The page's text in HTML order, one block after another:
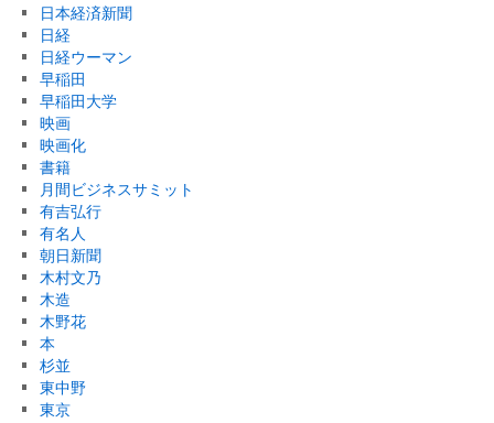
日本経済新聞
日経
日経ウーマン
早稲田
早稲田大学
映画
映画化
書籍
月間ビジネスサミット
有吉弘行
有名人
朝日新聞
木村文乃
木造
木野花
本
杉並
東中野
東京